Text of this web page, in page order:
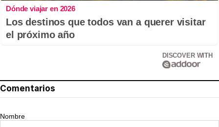
Dónde viajar en 2026
Los destinos que todos van a querer visitar
el próximo año
DISCOVER WITH
Comentarios
Nombre